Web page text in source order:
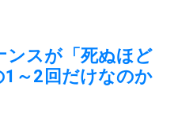
ンスが「死ぬほど
～2回だけなのか